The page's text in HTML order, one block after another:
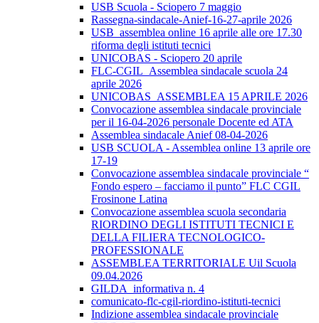
USB Scuola - Sciopero 7 maggio
Rassegna-sindacale-Anief-16-27-aprile 2026
USB_assemblea online 16 aprile alle ore 17.30
riforma degli istituti tecnici
UNICOBAS - Sciopero 20 aprile
FLC-CGIL_Assemblea sindacale scuola 24
aprile 2026
UNICOBAS_ASSEMBLEA 15 APRILE 2026
Convocazione assemblea sindacale provinciale
per il 16-04-2026 personale Docente ed ATA
Assemblea sindacale Anief 08-04-2026
USB SCUOLA - Assemblea online 13 aprile ore
17-19
Convocazione assemblea sindacale provinciale “
Fondo espero – facciamo il punto” FLC CGIL
Frosinone Latina
Convocazione assemblea scuola secondaria
RIORDINO DEGLI ISTITUTI TECNICI E
DELLA FILIERA TECNOLOGICO-
PROFESSIONALE
ASSEMBLEA TERRITORIALE Uil Scuola
09.04.2026
GILDA_informativa n. 4
comunicato-flc-cgil-riordino-istituti-tecnici
Indizione assemblea sindacale provinciale